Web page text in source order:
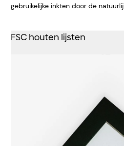
gebruikelijke inkten door de
FSC houten lijsten